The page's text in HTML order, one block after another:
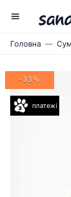
Головна
платежі
-33%